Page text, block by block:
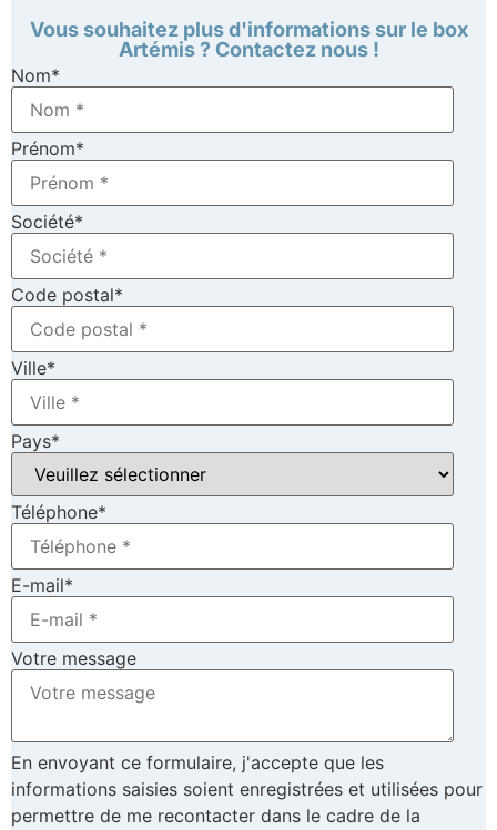
Vous souhaitez plus d'informations sur le box
Artémis ? Contactez nous !
Nom*
Prénom*
Société*
Code postal*
Ville*
Pays*
Téléphone*
E-mail*
Votre message
En envoyant ce formulaire, j'accepte que les
informations saisies soient enregistrées et utilisées pour
permettre de me recontacter dans le cadre de la